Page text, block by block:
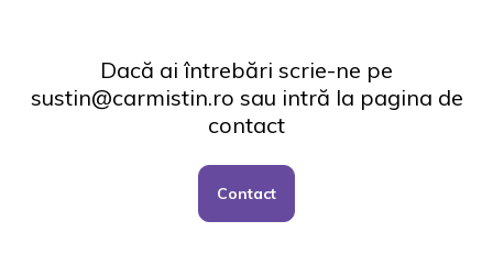
Dacă ai întrebări scrie-ne pe
sustin@carmistin.ro sau intră la pagina de
contact
Contact